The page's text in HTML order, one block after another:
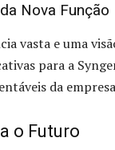
Nova Função
vasta e uma
para a
da
o Futuro